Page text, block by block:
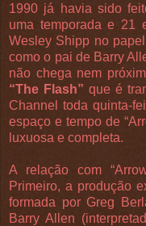
1990 já havia sido
uma temporada e 21
Wesley Shipp no
como o pai de Barry
não chega nem
“The Flash” que é
Channel toda quinta-
espaço e tempo de
luxuosa e completa.
A relação com
Primeiro, a produção
formada por Greg
Barry Allen